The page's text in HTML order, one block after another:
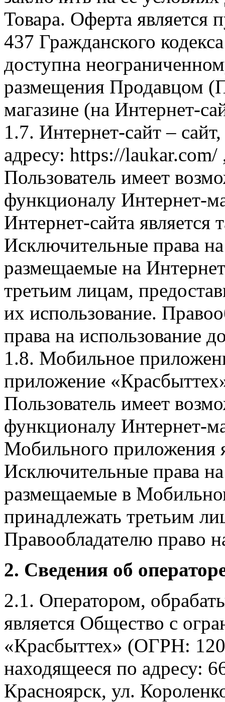
Товара. Оферта является
437 Гражданского
доступна
размещения Продавцом
магазине (на Интернет-
1.7. Интернет-сайт –
адресу: https://laukar.com/
Пользователь имеет
функционалу Интернет-
Интернет-сайта
Исключительные права
размещаемые на
третьим лицам,
их использование.
права на использование
1.8. Мобильное
приложение
Пользователь имеет
функционалу Интернет-
Мобильного приложения
Исключительные права
размещаемые в
принадлежать третьим
Правообладателю право
2. Сведения об
2.1. Оператором,
является Общество с
«Красбыттех» (ОГРН:
находящееся по адресу:
Красноярск, ул.